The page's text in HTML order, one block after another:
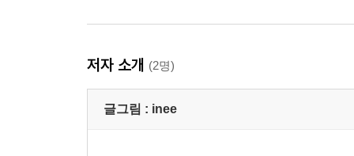
저자 소개 (2명)
글그림 : inee